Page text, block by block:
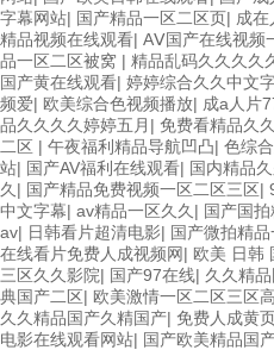
字幕网站| 国产精品一区二区页| 成在
精品视频在线观看| AⅤ国产在线视频
品一区二区被窝 | 精品乱码久久久久
国产黄在线观看| 婷婷综合久久中文
频爱| 欧美综合色视频播放| 成a人片
品久久久久婷婷五月 | 免费看精品久
二区 | 午夜福利精品导航凹凸| 色综
站| 国产AV福利在线观看| 国内精品
久 | 国产精品免费视频一区二区三区|
中文字幕| av精品一区久久 | 国产国
av| 日韩看片超清电影| 国产微拍精品
在线看片免费人成视频网| 欧美 日韩
三区久久影院| 国产97在线| 久久精
典国产二区| 欧美激情一区二区三区
久久精品国产久精国产| 免费人成黄
电影在线观看网站| 国产欧美精品国